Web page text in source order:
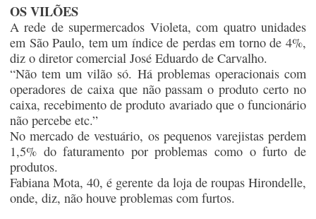
OS VILÕES
A rede de supermercados Violeta, com quatro unidades
em São Paulo, tem um índice de perdas em torno de 4%,
diz o diretor comercial José Eduardo de Carvalho.
“Não tem um vilão só. Há problemas operacionais com
operadores de caixa que não passam o produto certo no
caixa, recebimento de produto avariado que o funcionário
não percebe etc.”
No mercado de vestuário, os pequenos varejistas perdem
1,5% do faturamento por problemas como o furto de
produtos.
Fabiana Mota, 40, é gerente da loja de roupas Hirondelle,
onde, diz, não houve problemas com furtos.